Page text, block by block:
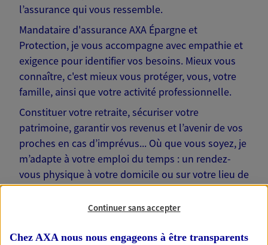
l’assurance qui vous ressemble.
Mandataire d'assurance AXA Épargne et
Protection, je vous accompagne avec empathie et
exigence pour identifier vos besoins. Mieux vous
connaître, c'est mieux vous protéger, vous, votre
famille, ainsi que votre activité professionnelle.
Constituer votre retraite, sécuriser votre
patrimoine, garantir vos revenus et l’avenir de vos
proches en cas d’imprévus... Où que vous soyez, je
m’adapte à votre emploi du temps : un rendez-
vous physique à votre domicile ou sur votre lieu de
travail… Je suis là pour échanger avec vous !
Continuer sans accepter
Chez AXA nous nous engageons à être transparents